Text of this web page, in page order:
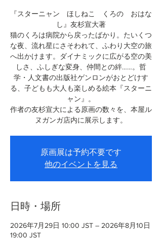
『スターニャン ほしねこ くろの おはな
し』友杉宣大著
猫のくろは病院から戻ったばかり。たいくつ
な夜、流れ星にさそわれて、ふわり大空の旅
へ出かけます。ダイナミックに広がる空の美
しさ、ふしぎな変身、仲間との絆……。哲
学・人文書の出版社ゲンロンがおとどけす
る、子どもも大人も楽しめる絵本『スターニ
ャン』。
作者の友杉宣大による原画の数々を、本屋ル
ヌガンガ店内に展示します。
原画展は予約不要です
他のイベントを見る
日時・場所
2026年7月29日 10:00 JST – 2026年8月10日
19:00 JST